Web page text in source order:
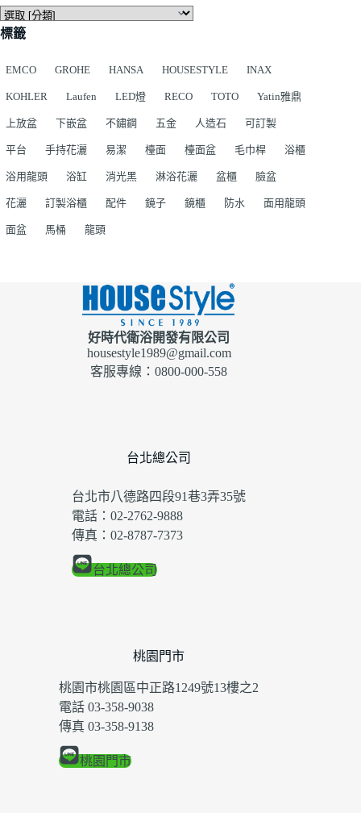
標籤
EMCO GROHE HANSA HOUSESTYLE INAX
KOHLER Laufen LED燈 RECO TOTO Yatin雅鼎
上放盆 下嵌盆 不鏽鋼 五金 人造石 可訂製
平台 手持花灑 易潔 檯面 檯面盆 毛巾桿 浴櫃
浴用龍頭 浴缸 消光黑 淋浴花灑 盆櫃 臉盆
花灑 訂製浴櫃 配件 鏡子 鏡櫃 防水 面用龍頭
面盆 馬桶 龍頭
好時代衛浴開發有限公司
housestyle1989@gmail.com
客服專線：0800-000-558
台北總公司
台北市八德路四段91巷3弄35號
電話：02-2762-9888
傳真：02-8787-7373
台北總公司
桃園門市
桃園市桃園區中正路1249號13樓之2
電話 03-358-9038
傳真 03-358-9138
桃園門市